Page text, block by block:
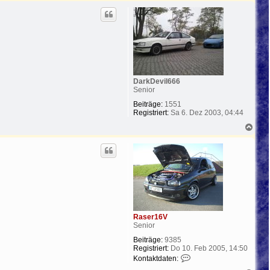
h
b
n
DarkDevil666
Senior
Beiträge: 1551
Registriert: Sa 6. Dez 2003, 04:44
a
h
o
b
n
Raser16V
Senior
Beiträge: 9385
Registriert: Do 10. Feb 2005, 14:50
Kontaktdaten: